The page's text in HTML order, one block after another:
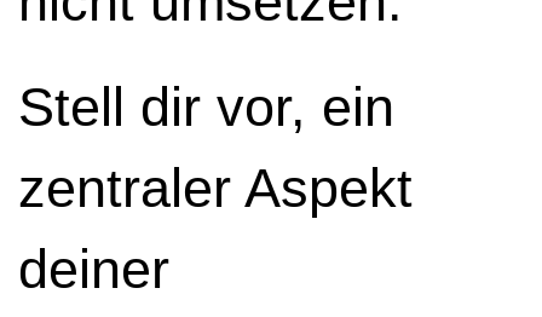
Stell dir vor, ein
zentraler Aspekt
deiner